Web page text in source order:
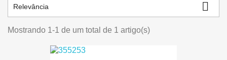
Relevância 
Mostrando 1-1 de um total de 1 artigo(s)